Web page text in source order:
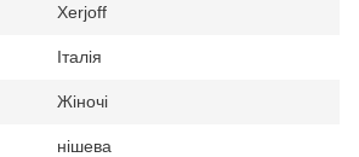
Xerjoff
Італія
Жіночі
нішева